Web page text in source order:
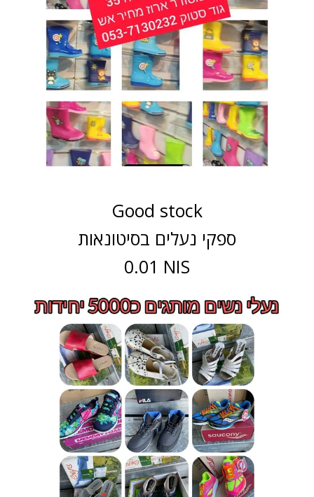
Good stock
ספקי נעלים בסיטונאות
0.01 NIS